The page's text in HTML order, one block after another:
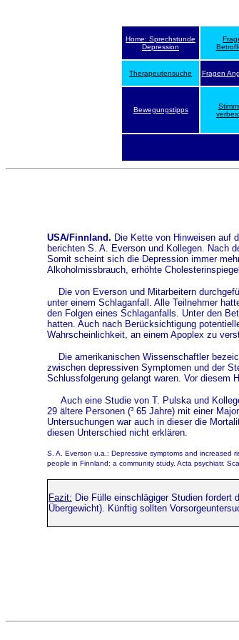
Home: Sprechstunde
Depression
Therapeutensuche Fragen
Bewegungstipps
USA/Finnland. Die Kette von Hinweisen auf
berichten S. A. Everson und Kollegen. Nach
Somit scheint sich die Depression immer
Alkoholmissbrauch, erhöhte
Die von Everson und Mitarbeitern
unter einem Schlaganfall. Alle Teilnehmer
den Folgen eines Schlaganfalls. Unter den
hatten. Auch nach Berücksichtigung
Wahrscheinlichkeit, an einem Apoplex zu
Die amerikanischen Wissenschaftler
zwischen depressiven Symptomen und der
Schlussfolgerung gelangt waren. Vor diesem
Auch eine Studie von T. Pulska und
29 ältere Personen (³65 Jahre) mit einer
Untersuchungen war auch in dieser die
diesen Unterschied nicht erklären.
S. A. Everson u.a.: Depressive symptoms and increased
people in Finnland: a community study. Acta psychiatr.
Fazit: Die Fülle einschlägiger Studien
Übergewicht). Künftig sollten